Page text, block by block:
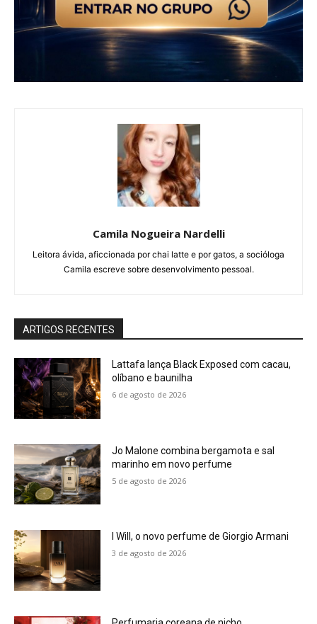
Camila Nogueira Nardelli
Leitora ávida, aficcionada por chai latte e por gatos, a socióloga
Camila escreve sobre desenvolvimento pessoal.
ARTIGOS RECENTES
Lattafa lança Black Exposed com cacau,
olíbano e baunilha
6 de agosto de 2026
Jo Malone combina bergamota e sal
marinho em novo perfume
5 de agosto de 2026
I Will, o novo perfume de Giorgio Armani
3 de agosto de 2026